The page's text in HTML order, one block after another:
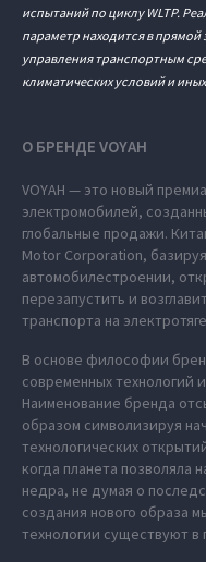
испытаний по циклу WLTP.
параметр находится в
управления транспортным
климатических условий и
О БРЕНДЕ VOYAH
VOYAH — это новый
электромобилей,
глобальные продажи.
Motor Corporation,
автомобилестроении,
перезапустить и
транспорта на
В основе философии
современных технологий
Наименование бренда
образом символизируя
технологических
когда планета позволяла
недра, не думая о
создания нового образа
технологии существуют в